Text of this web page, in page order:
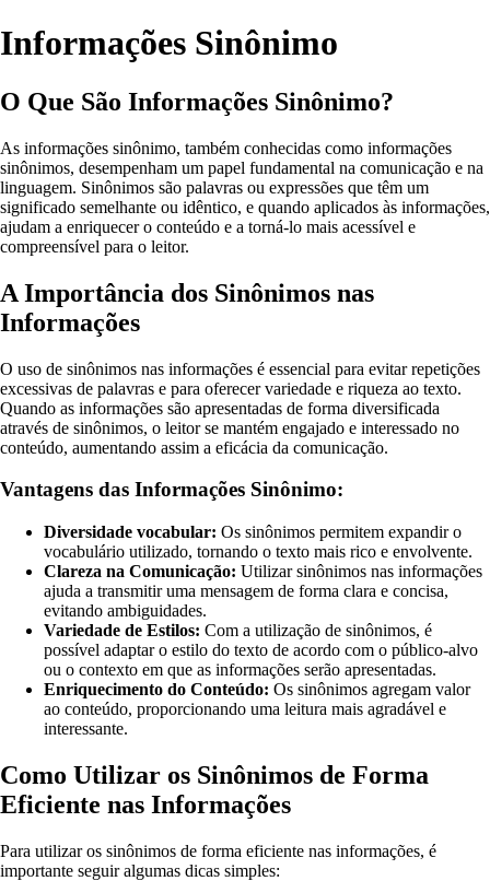
Informações Sinônimo
O Que São Informações Sinônimo?
As informações sinônimo, também conhecidas como informações
sinônimos, desempenham um papel fundamental na comunicação e na
linguagem. Sinônimos são palavras ou expressões que têm um
significado semelhante ou idêntico, e quando aplicados às informações,
ajudam a enriquecer o conteúdo e a torná-lo mais acessível e
compreensível para o leitor.
A Importância dos Sinônimos nas
Informações
O uso de sinônimos nas informações é essencial para evitar repetições
excessivas de palavras e para oferecer variedade e riqueza ao texto.
Quando as informações são apresentadas de forma diversificada
através de sinônimos, o leitor se mantém engajado e interessado no
conteúdo, aumentando assim a eficácia da comunicação.
Vantagens das Informações Sinônimo:
Diversidade vocabular: Os sinônimos permitem expandir o
vocabulário utilizado, tornando o texto mais rico e envolvente.
Clareza na Comunicação: Utilizar sinônimos nas informações
ajuda a transmitir uma mensagem de forma clara e concisa,
evitando ambiguidades.
Variedade de Estilos: Com a utilização de sinônimos, é
possível adaptar o estilo do texto de acordo com o público-alvo
ou o contexto em que as informações serão apresentadas.
Enriquecimento do Conteúdo: Os sinônimos agregam valor
ao conteúdo, proporcionando uma leitura mais agradável e
interessante.
Como Utilizar os Sinônimos de Forma
Eficiente nas Informações
Para utilizar os sinônimos de forma eficiente nas informações, é
importante seguir algumas dicas simples: